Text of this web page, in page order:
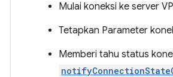
Mulai koneksi ke server
Tetapkan Parameter
Memberi tahu status